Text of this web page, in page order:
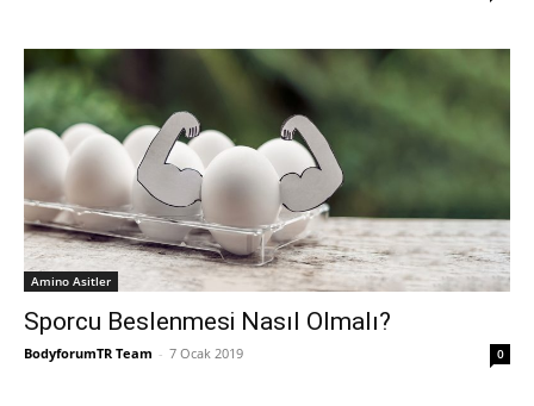
Amino Asitler
Sporcu Beslenmesi Nasıl Olmalı?
BodyforumTR Team - 7 Ocak 2019 0